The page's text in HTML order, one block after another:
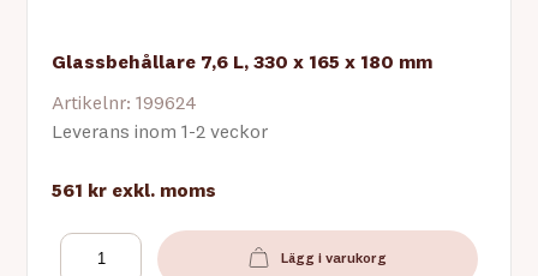
Glassbehållare 7,6 L, 330 x 165 x 180 mm
Artikelnr: 199624
Leverans inom 1-2 veckor
561 kr exkl. moms
Lägg i varukorg